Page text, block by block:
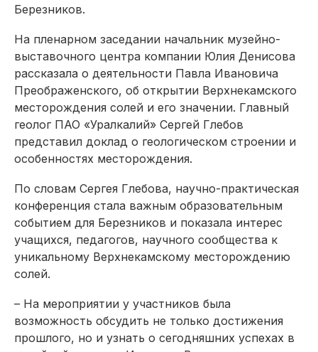
Березников.
На пленарном заседании начальник музейно-
выставочного центра компании Юлия Денисова
рассказала о деятельности Павла Ивановича
Преображенского, об открытии Верхнекамского
месторождения солей и его значении. Главный
геолог ПАО «Уралкалий» Сергей Глебов
представил доклад о геологическом строении и
особенностях месторождения.
По словам Сергея Глебова, научно-практическая
конференция стала важным образовательным
событием для Березников и показала интерес
учащихся, педагогов, научного сообщества к
уникальному Верхнекамскому месторождению
солей.
– На мероприятии у участников была
возможность обсудить не только достижения
прошлого, но и узнать о сегодняшних успехах в